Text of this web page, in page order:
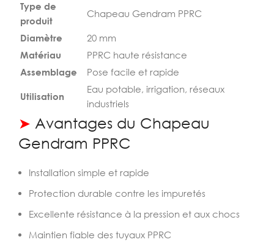
Type de
produit
Chapeau Gendram PPRC
Diamètre
20 mm
Matériau
PPRC haute résistance
Assemblage
Pose facile et rapide
Utilisation
Eau potable, irrigation, réseaux
industriels
➤ Avantages du Chapeau
Gendram PPRC
Installation simple et rapide
Protection durable contre les impuretés
Excellente résistance à la pression et aux chocs
Maintien fiable des tuyaux PPRC